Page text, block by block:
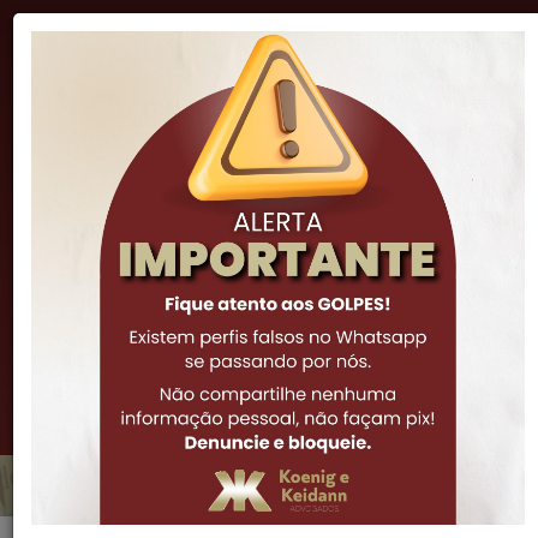
"A lei é inteligência, e sua função natural é impor o
procedimento correto e proibir a má ação."
(51) 3341-7972
(51) 3061-0252
(51) 99973-6308
Alienação Fiduciária